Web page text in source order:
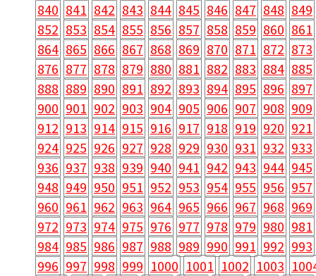
840 841 842 843 844 845 846 847 848 849
852 853 854 855 856 857 858 859 860 861
864 865 866 867 868 869 870 871 872 873
876 877 878 879 880 881 882 883 884 885
888 889 890 891 892 893 894 895 896 897
900 901 902 903 904 905 906 907 908 909
912 913 914 915 916 917 918 919 920 921
924 925 926 927 928 929 930 931 932 933
936 937 938 939 940 941 942 943 944 945
948 949 950 951 952 953 954 955 956 957
960 961 962 963 964 965 966 967 968 969
972 973 974 975 976 977 978 979 980 981
984 985 986 987 988 989 990 991 992 993
996 997 998 999 1000 1001 1002 1003